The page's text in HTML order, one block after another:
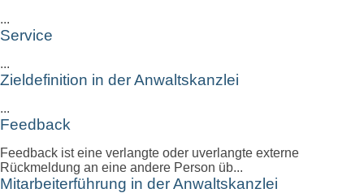
...
Service
...
Zieldefinition in der Anwaltskanzlei
...
Feedback
Feedback ist eine verlangte oder uverlangte externe
Rückmeldung an eine andere Person üb...
Mitarbeiterführung in der Anwaltskanzlei